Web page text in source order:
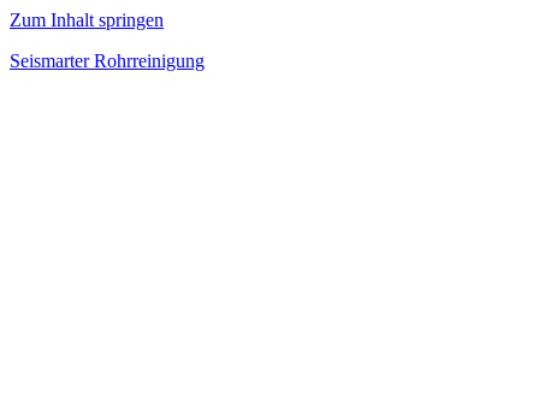
Zum Inhalt springen
Seismarter Rohrreinigung